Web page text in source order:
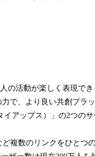
の活動が楽しく表現でき
で、より良い共創プラ
イアップス）」の2つの
複数のリンクをひとつ